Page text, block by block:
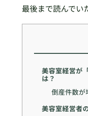
最後まで読んでい
美容室経営が
は？
倒産件数が
美容室経営者